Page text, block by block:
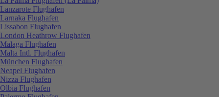
Lanzarote Flughafen
Larnaka Flughafen
Lissabon Flughafen
London Heathrow Flughafen
Malaga Flughafen
Malta Intl. Flughafen
München Flughafen
Neapel Flughafen
Nizza Flughafen
Olbia Flughafen